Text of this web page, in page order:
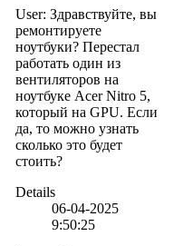
User: Здравствуйте, вы
ремонтируете
ноутбуки? Перестал
работать один из
вентиляторов на
ноутбуке Acer Nitro 5,
который на GPU. Если
да, то можно узнать
сколько это будет
стоить?
Details
06-04-2025
9:50:25